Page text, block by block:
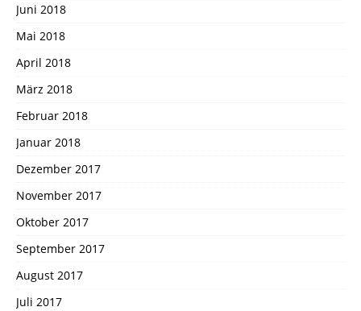
Juni 2018
Mai 2018
April 2018
März 2018
Februar 2018
Januar 2018
Dezember 2017
November 2017
Oktober 2017
September 2017
August 2017
Juli 2017